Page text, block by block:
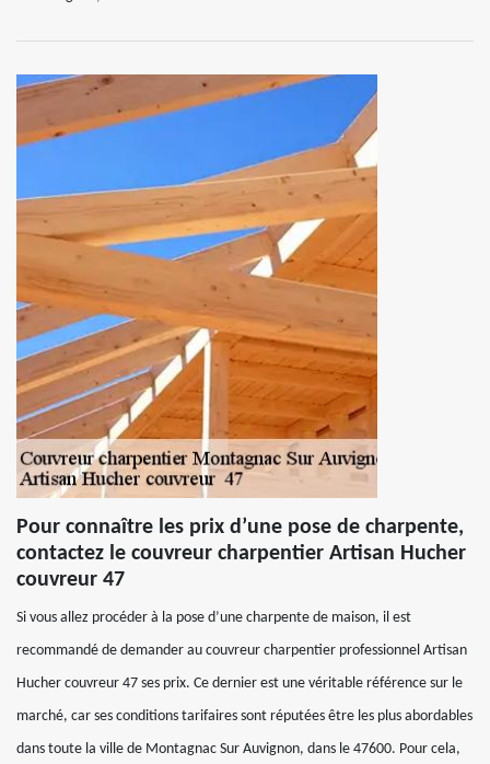
Pour connaître les prix d’une pose de charpente,
contactez le couvreur charpentier Artisan Hucher
couvreur 47
Si vous allez procéder à la pose d’une charpente de maison, il est
recommandé de demander au couvreur charpentier professionnel Artisan
Hucher couvreur 47 ses prix. Ce dernier est une véritable référence sur le
marché, car ses conditions tarifaires sont réputées être les plus abordables
dans toute la ville de Montagnac Sur Auvignon, dans le 47600. Pour cela,